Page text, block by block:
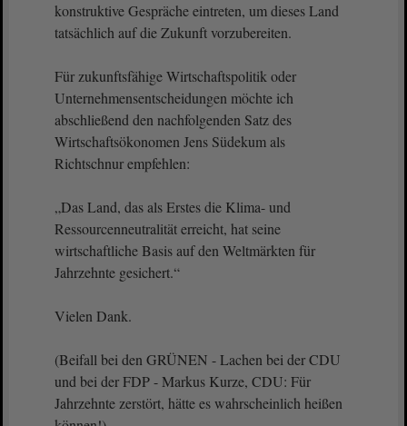
konstruktive Gespräche eintreten, um dieses Land
tatsächlich auf die Zukunft vorzubereiten.
Für zukunftsfähige Wirtschaftspolitik oder
Unternehmensentscheidungen möchte ich
abschließend den nachfolgenden Satz des
Wirtschaftsökonomen Jens Südekum als
Richtschnur empfehlen:
„Das Land, das als Erstes die Klima- und
Ressourcenneutralität erreicht, hat seine
wirtschaftliche Basis auf den Weltmärkten für
Jahrzehnte gesichert.“
Vielen Dank.
(Beifall bei den GRÜNEN - Lachen bei der CDU
und bei der FDP - Markus Kurze, CDU: Für
Jahrzehnte zerstört, hätte es wahrscheinlich heißen